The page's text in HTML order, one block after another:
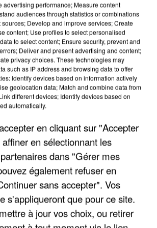
CES CANICULES, LES REFUGES
SONT...
advertising performance; Measure content
audiences through statistics or combinations
Develop and improve services; Create
content; Use profiles to select personalised
to select content; Ensure security, prevent and
Deliver and present advertising and content;
privacy choices. These technologies may
such as IP address and browsing data to offer
Identify devices based on information actively
geolocation data; Match and combine data from
different devices; Identify devices based on
automatically.
en cliquant sur "Accepter
en sélectionnant les
dans "Gérer mes
également refuser en
sans accepter". Vos
s'appliqueront que pour ce site.
à jour vos choix, ou retirer